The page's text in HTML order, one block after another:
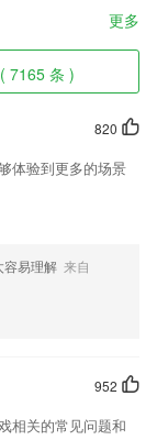
更多
7165 条 )
820
体验到更多的场景
容易理解 来自
952
相关的常见问题和